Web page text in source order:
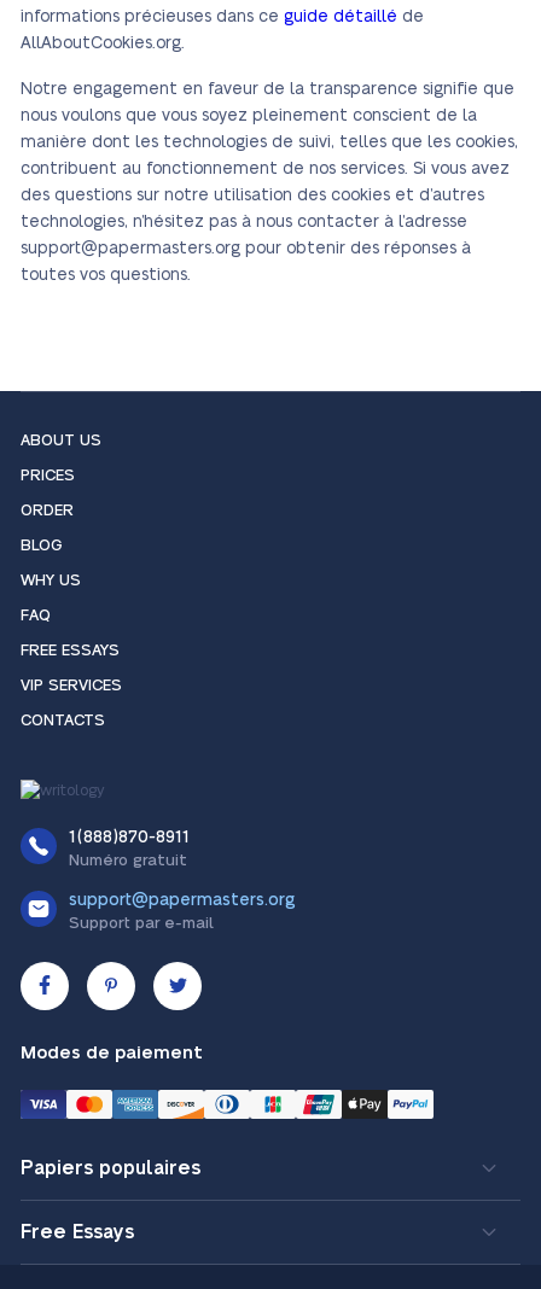
informations précieuses dans ce guide détaillé de
AllAboutCookies.org.
Notre engagement en faveur de la transparence signifie que
nous voulons que vous soyez pleinement conscient de la
manière dont les technologies de suivi, telles que les cookies,
contribuent au fonctionnement de nos services. Si vous avez
des questions sur notre utilisation des cookies et d’autres
technologies, n’hésitez pas à nous contacter à l’adresse
support@papermasters.org pour obtenir des réponses à
toutes vos questions.
ABOUT US
PRICES
ORDER
BLOG
WHY US
FAQ
FREE ESSAYS
VIP SERVICES
CONTACTS
1(888)870-8911
Numéro gratuit
support@papermasters.org
Support par e-mail
Modes de paiement
Papiers populaires
Free Essays